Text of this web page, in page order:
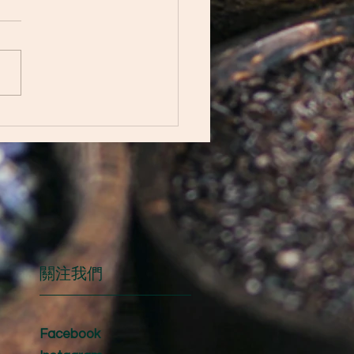
as a Diabetic 健康飲食
病的您意義相同
關注我們
Facebook